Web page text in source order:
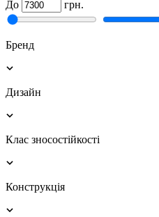
До
грн.
Бренд
Дизайн
Клас зносостійкості
Конструкція